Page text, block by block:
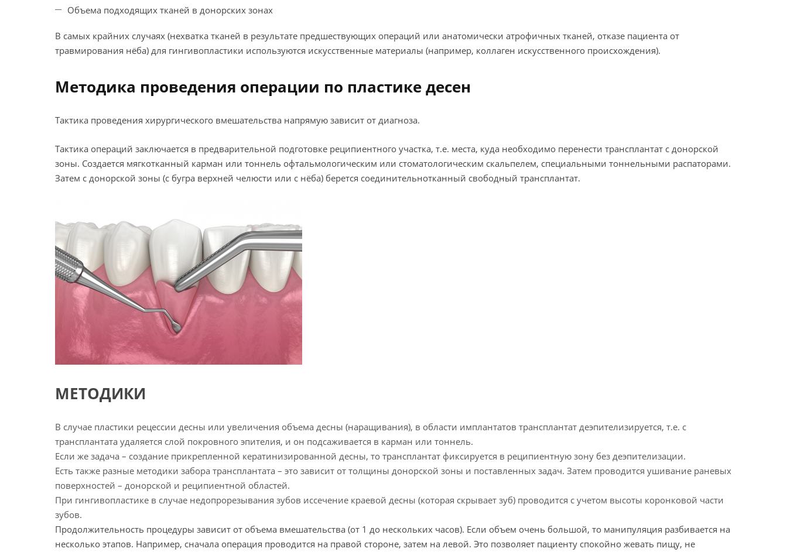
Объема подходящих тканей в донорских зонах
В самых крайних случаях (нехватка тканей в результате предшествующих операций или анатомически атрофичных тканей, отказе пациента от
травмирования нёба) для гингивопластики используются искусственные материалы (например, коллаген искусственного происхождения).
Методика проведения операции по пластике десен
Тактика проведения хирургического вмешательства напрямую зависит от диагноза.
Тактика операций заключается в предварительной подготовке реципиентного участка, т.е. места, куда необходимо перенести трансплантат с донорской
зоны. Создается мягкотканный карман или тоннель офтальмологическим или стоматологическим скальпелем, специальными тоннельными распаторами.
Затем с донорской зоны (с бугра верхней челюсти или с нёба) берется соединительнотканный свободный трансплантат.
МЕТОДИКИ
В случае пластики рецессии десны или увеличения объема десны (наращивания), в области имплантатов трансплантат деэпителизируется, т.е. с
трансплантата удаляется слой покровного эпителия, и он подсаживается в карман или тоннель.
Если же задача – создание прикрепленной кератинизированной десны, то трансплантат фиксируется в реципиентную зону без деэпителизации.
Есть также разные методики забора трансплантата – это зависит от толщины донорской зоны и поставленных задач. Затем проводится ушивание раневых
поверхностей – донорской и реципиентной областей.
При гингивопластике в случае недопрорезывания зубов иссечение краевой десны (которая скрывает зуб) проводится с учетом высоты коронковой части
зубов.
Продолжительность процедуры зависит от объема вмешательства (от 1 до нескольких часов). Если объем очень большой, то манипуляция разбивается на
несколько этапов. Например, сначала операция проводится на правой стороне, затем на левой. Это позволяет пациенту спокойно жевать пищу, не